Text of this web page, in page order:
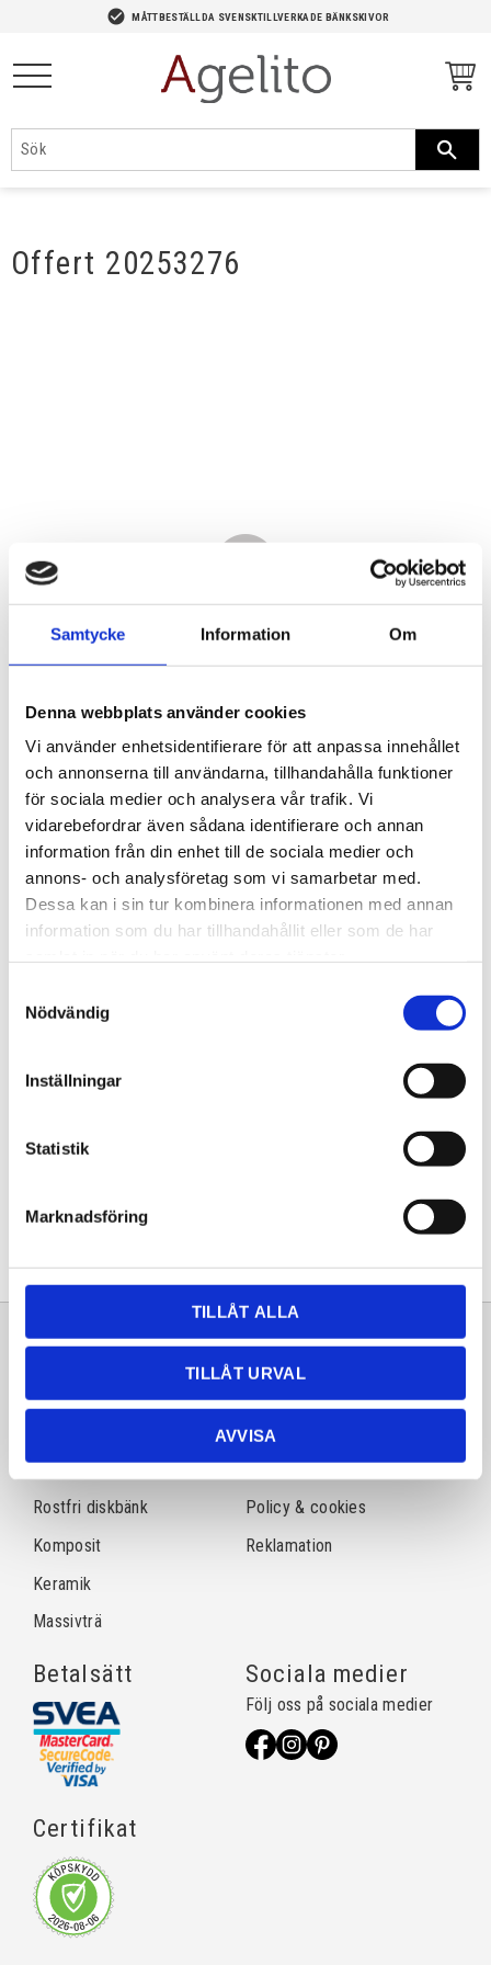
Samtycke Information Om
Denna webbplats använder cookies
Vi använder enhetsidentifierare för att anpassa innehållet
och annonserna till användarna, tillhandahålla funktioner
för sociala medier och analysera vår trafik. Vi
vidarebefordrar även sådana identifierare och annan
information från din enhet till de sociala medier och
annons- och analysföretag som vi samarbetar med.
Dessa kan i sin tur kombinera informationen med annan
information som du har tillhandahållit eller som de har
Nödvändig
Inställningar
Statistik
Marknadsföring
TILLÅT ALLA
TILLÅT URVAL
AVVISA
check_circle MÅTTBESTÄLLDA SVENSKTILLVERKADE BÄNKSKIVOR
Offert 20253276
13 450,00KR
Antal
Lagervara
Artikelnr
20253276
Sortiment
Natursten
Rostfri diskbänk
Komposit
Keramik
Massivträ
Information
Frågor & svar
Köpvillkor
Policy & cookies
Reklamation
Betalsätt
Certifikat
Sociala medier
Följ oss på sociala medier